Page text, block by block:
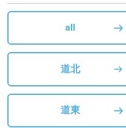
all
道北
道東